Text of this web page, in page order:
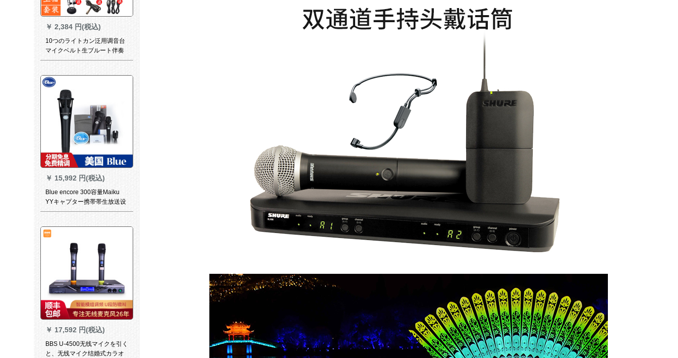
￥ 2,384 円(税込)
10つのライトカン泛用调音台
マイクベルト生ブルート伴奏
G 1调音台サウドカドドド
￥ 15,992 円(税込)
Blue encore 300容量Maiku
YYキャプター携帯帯生放送设
备全セイントの呼び名
￥ 17,592 円(税込)
BBS U-4500无线マイクを引く
と、无线マイク结婚式カラオ